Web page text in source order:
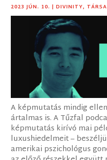
2023 JÚN. 10. |DIVINITY,
A képmutatás mindig
ártalmas is. A Tűzfal
képmutatás kirívó mai
luxushiedelmeit –
amerikai pszichológus